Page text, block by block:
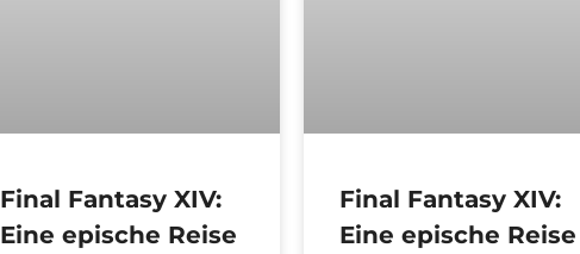
Final Fantasy XIV:
Eine epische Reise
Final Fantasy XIV:
Eine epische Reise